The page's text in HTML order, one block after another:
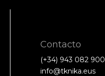
Contacto
(+34) 943 082 900
info@tknika.eus